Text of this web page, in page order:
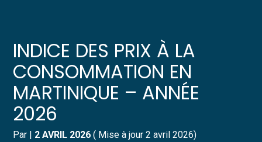
Gérer votre quotidien
Piloter votre entreprise
Développer votre entreprise
Suivre votre comptabilité
Gérer vos ressources humaines
Dématérialiser vos documents
INDICE DES PRIX À LA
CONSOMMATION EN
MARTINIQUE – ANNÉE
2026
Par | 2 AVRIL 2026 ( Mise à jour 2 avril 2026)